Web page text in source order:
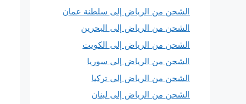
الشحن من الرياض إلى سلطنة عمان
الشحن من الرياض إلى البحرين
الشحن من الرياض إلى الكويت
الشحن من الرياض إلى سوريا
الشحن من الرياض إلى تركيا
الشحن من الرياض إلى لبنان